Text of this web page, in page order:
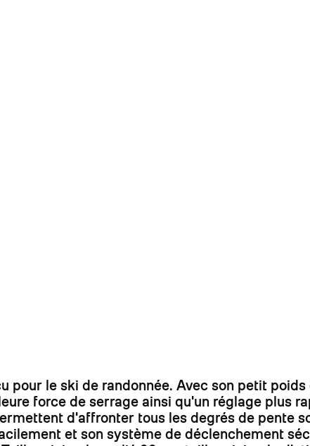
pour le ski de randonnée. Avec son petit
force de serrage ainsi qu'un réglage plus
d'affronter tous les degrés de pente
et son système de déclenchement